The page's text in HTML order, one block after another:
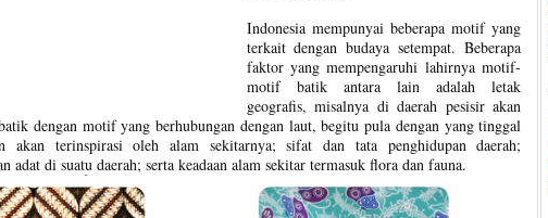
Indonesia mempunyai beberapa motif yang
terkait dengan budaya setempat. Beberapa
faktor yang mempengaruhi lahirnya motif-
motif batik antara lain adalah letak
geografis, misalnya di daerah pesisir akan
dengan motif yang berhubungan dengan laut, begitu pula dengan yang tinggal
akan terinspirasi oleh alam sekitarnya; sifat dan tata penghidupan daerah;
adat di suatu daerah; serta keadaan alam sekitar termasuk flora dan fauna.